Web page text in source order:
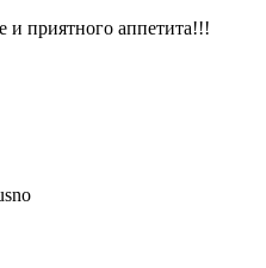
и приятного аппетита!!!